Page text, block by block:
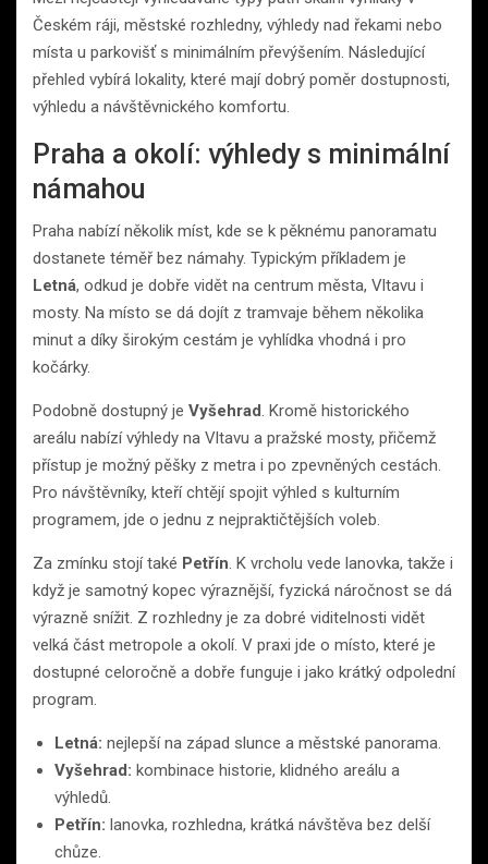
Českém ráji, městské rozhledny, výhledy nad řekami nebo
místa u parkovišť s minimálním převýšením. Následující
přehled vybírá lokality, které mají dobrý poměr dostupnosti,
výhledu a návštěvnického komfortu.
Praha a okolí: výhledy s minimální
námahou
Praha nabízí několik míst, kde se k pěknému panoramatu
dostanete téměř bez námahy. Typickým příkladem je
Letná, odkud je dobře vidět na centrum města, Vltavu i
mosty. Na místo se dá dojít z tramvaje během několika
minut a díky širokým cestám je vyhlídka vhodná i pro
kočárky.
Podobně dostupný je Vyšehrad. Kromě historického
areálu nabízí výhledy na Vltavu a pražské mosty, přičemž
přístup je možný pěšky z metra i po zpevněných cestách.
Pro návštěvníky, kteří chtějí spojit výhled s kulturním
programem, jde o jednu z nejpraktičtějších voleb.
Za zmínku stojí také Petřín. K vrcholu vede lanovka, takže i
když je samotný kopec výraznější, fyzická náročnost se dá
výrazně snížit. Z rozhledny je za dobré viditelnosti vidět
velká část metropole a okolí. V praxi jde o místo, které je
dostupné celoročně a dobře funguje i jako krátký odpolední
program.
Letná: nejlepší na západ slunce a městské panorama.
Vyšehrad: kombinace historie, klidného areálu a
výhledů.
Petřín: lanovka, rozhledna, krátká návštěva bez delší
chůze.